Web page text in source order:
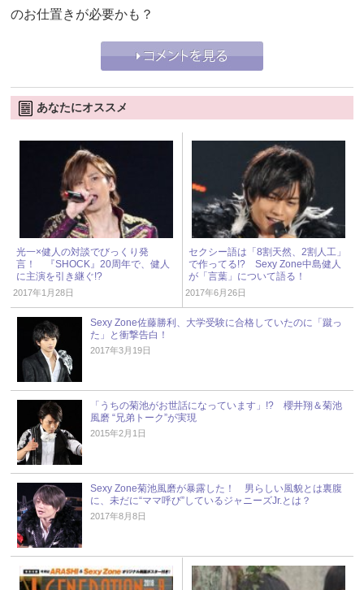
のお仕置きが必要かも？
あなたにオススメ
光一×健人の対談でびっくり発
言！ 『SHOCK』20周年で、健人
に主演を引き継ぐ!?
2017年1月28日
セクシー語は「8割天然、2割人工」
で作ってる!? Sexy Zone中島健人
が「言葉」について語る！
2017年6月26日
Sexy Zone佐藤勝利、大学受験に合格していたのに「蹴っ
た」と衝撃告白！
2017年3月19日
「うちの菊池がお世話になっています」!? 櫻井翔＆菊池
風磨 “兄弟トーク”が実現
2015年2月1日
Sexy Zone菊池風磨が暴露した！ 男らしい風貌とは裏腹
に、未だに“ママ呼び”しているジャニーズJr.とは？
2017年8月8日